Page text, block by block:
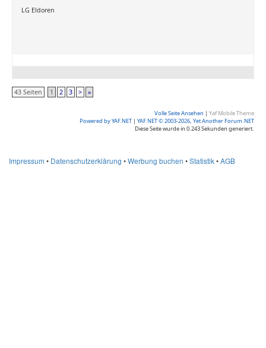
LG Eldoren
43 Seiten 1 2 3 > »
Volle Seite Ansehen | Yaf Mobile Theme
Powered by YAF.NET | YAF.NET © 2003-2026, Yet Another Forum.NET
Diese Seite wurde in 0.243 Sekunden generiert.
Impressum • Datenschutzerklärung •Werbung buchen •Statistik•AGB